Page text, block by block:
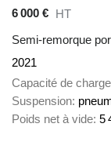
6 000 €
HT
Semi-remorque
2021
Capacité de charge
Suspension
Poids net à vide 5